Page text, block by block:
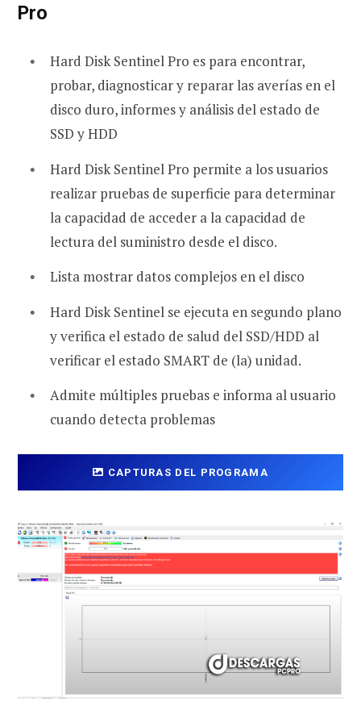
Pro
Hard Disk Sentinel Pro es para encontrar,
probar, diagnosticar y reparar las averías en el
disco duro, informes y análisis del estado de
SSD y HDD
Hard Disk Sentinel Pro permite a los usuarios
realizar pruebas de superficie para determinar
la capacidad de acceder a la capacidad de
lectura del suministro desde el disco.
Lista mostrar datos complejos en el disco
Hard Disk Sentinel se ejecuta en segundo plano
y verifica el estado de salud del SSD/HDD al
verificar el estado SMART de (la) unidad.
Admite múltiples pruebas e informa al usuario
cuando detecta problemas
CAPTURAS DEL PROGRAMA